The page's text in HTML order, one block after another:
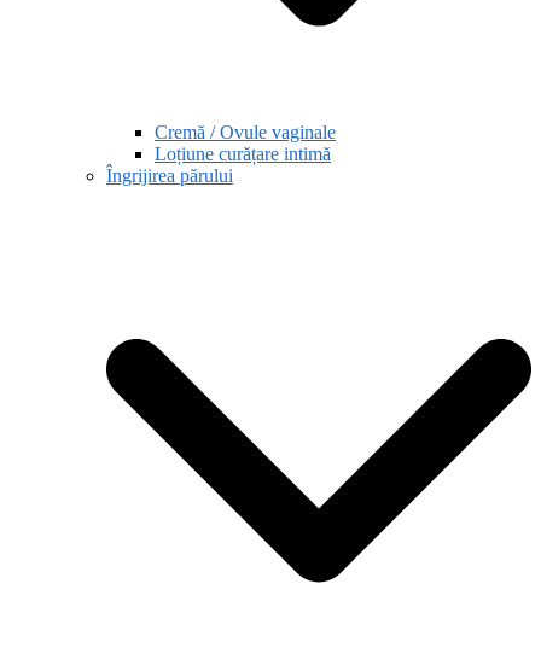
Cremă / Ovule vaginale
Loțiune curățare intimă
Îngrijirea părului